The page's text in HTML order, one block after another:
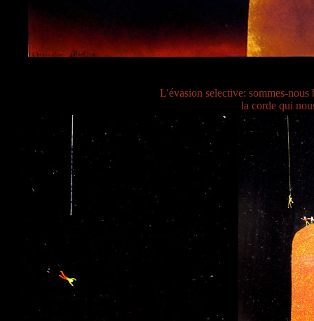
L'évasion selective: sommes-
la corde qui